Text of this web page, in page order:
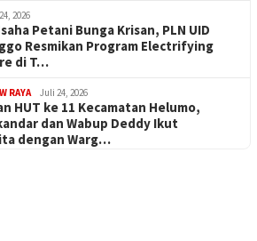
2026
Petani Bunga Krisan, PLN UID
Resmikan Program Electrifying
di T…
RAYA Juli 24, 2026
HUT ke 11 Kecamatan Helumo,
dan Wabup Deddy Ikut
dengan Warg…